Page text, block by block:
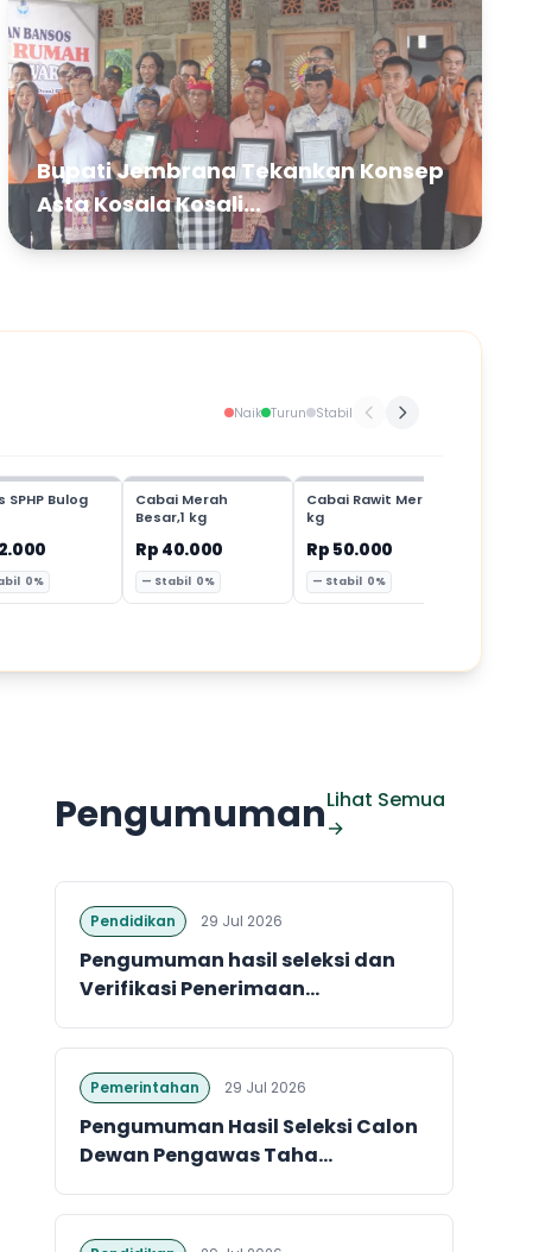
Bupati Jembrana Tekankan Konsep
Asta Kosala Kosali...
Naik Turun Stabil
SPHP Bulog
0%
Cabai Merah
Besar,1 kg
Rp 40.000
— Stabil 0%
Cabai Rawit Merah,1
kg
Rp 50.000
— Stabil 0%
PengumumanLihat Semua
→
Pendidikan 29 Jul 2026
Pengumuman hasil seleksi dan
Verifikasi Penerimaan...
Pemerintahan 29 Jul 2026
Pengumuman Hasil Seleksi Calon
Dewan Pengawas Taha...